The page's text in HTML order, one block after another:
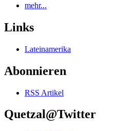
mehr...
Links
Lateinamerika
Abonnieren
RSS Artikel
Quetzal@Twitter